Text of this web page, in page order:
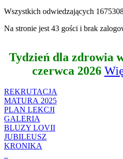
Wszystkich odwiedzających
Na stronie jest 43 gości i brak
Tydzień dla zdrowia
czerwca 2026
REKRUTACJA
MATURA 2025
PLAN LEKCJI
GALERIA
BLUZY LOVII
JUBILEUSZ
KRONIKA